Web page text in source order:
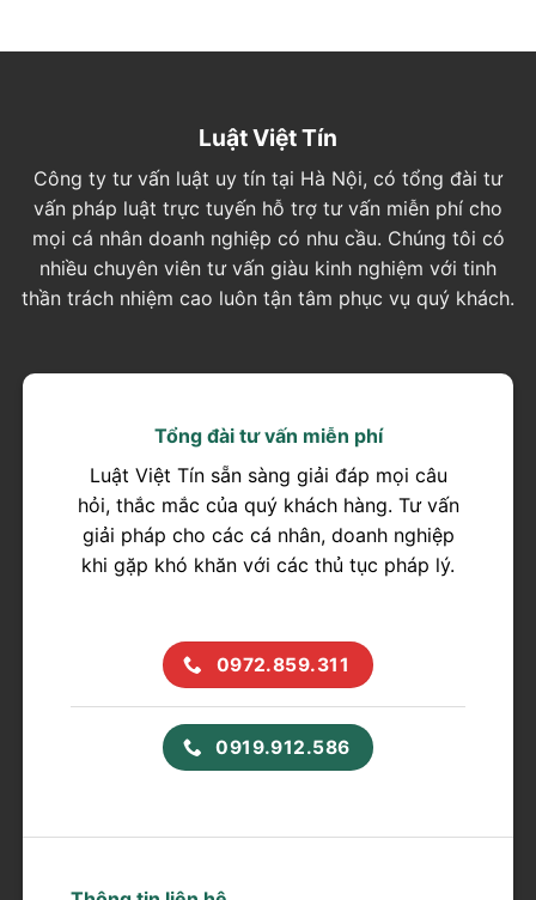
Luật Việt Tín
Công ty tư vấn luật uy tín tại Hà Nội, có tổng đài tư
vấn pháp luật trực tuyến hỗ trợ tư vấn miễn phí cho
mọi cá nhân doanh nghiệp có nhu cầu. Chúng tôi có
nhiều chuyên viên tư vấn giàu kinh nghiệm với tinh
thần trách nhiệm cao luôn tận tâm phục vụ quý khách.
Tổng đài tư vấn miễn phí
Luật Việt Tín sẵn sàng giải đáp mọi câu
hỏi, thắc mắc của quý khách hàng. Tư vấn
giải pháp cho các cá nhân, doanh nghiệp
khi gặp khó khăn với các thủ tục pháp lý.
0972.859.311
0919.912.586